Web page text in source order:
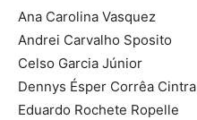
Ana Carolina Vasquez
Andrei Carvalho Sposito
Celso Garcia Júnior
Dennys Ésper Corrêa Cintra
Eduardo Rochete Ropelle